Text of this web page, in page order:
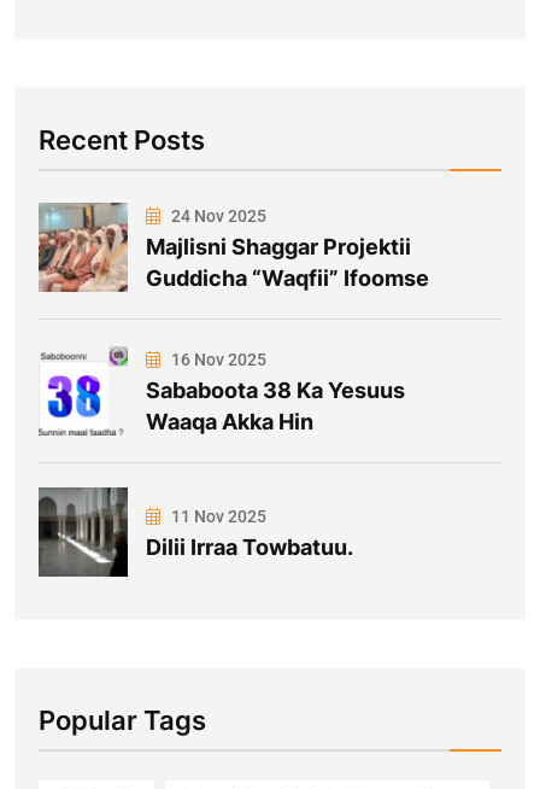
Recent Posts
24 Nov 2025
Majlisni Shaggar Projektii
Guddicha “Waqfii” Ifoomse
16 Nov 2025
Sababoota 38 Ka Yesuus
Waaqa Akka Hin
11 Nov 2025
Dilii Irraa Towbatuu.
Popular Tags